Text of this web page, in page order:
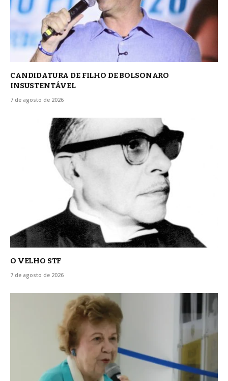
CANDIDATURA DE FILHO DE BOLSONARO
INSUSTENTÁVEL
7 de agosto de 2026
O VELHO STF
7 de agosto de 2026